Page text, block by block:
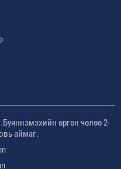
өргөн чөлөө 2-
аймаг.